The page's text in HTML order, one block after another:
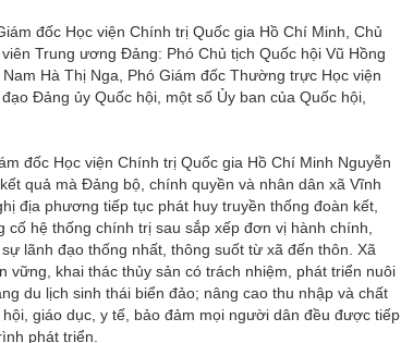
đốc Học viện Chính trị Quốc gia Hồ Chí Minh, Chủ
Trung ương Đảng: Phó Chủ tịch Quốc hội Vũ Hồng
Hà Thị Nga, Phó Giám đốc Thường trực Học viện
Đảng ủy Quốc hội, một số Ủy ban của Quốc hội,
đốc Học viện Chính trị Quốc gia Hồ Chí Minh Nguyễn
quả mà Đảng bộ, chính quyền và nhân dân xã Vĩnh
địa phương tiếp tục phát huy truyền thống đoàn kết,
hệ thống chính trị sau sắp xếp đơn vị hành chính,
lãnh đạo thống nhất, thông suốt từ xã đến thôn. Xã
khai thác thủy sản có trách nhiệm, phát triển nuôi
du lịch sinh thái biển đảo; nâng cao thu nhập và chất
giáo dục, y tế, bảo đảm mọi người dân đều được tiếp
phát triển.